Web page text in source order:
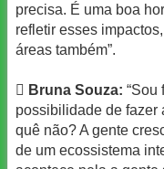
precisa. É uma boa
refletir esses
áreas também”.
 Bruna Souza: “Sou
possibilidade de fazer
quê não? A gente
de um ecossistema